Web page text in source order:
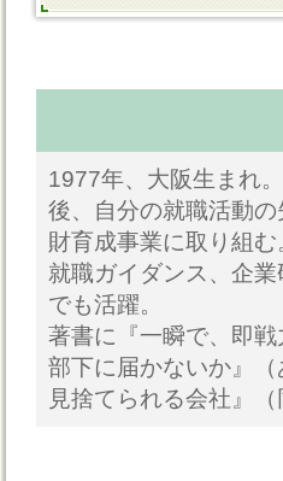
1977年、大阪生まれ
後、自分の就職活動
財育成事業に取り組
就職ガイダンス、企
でも活躍。
著書に『一瞬で、即
部下に届かないか』
見捨てられる会社』（